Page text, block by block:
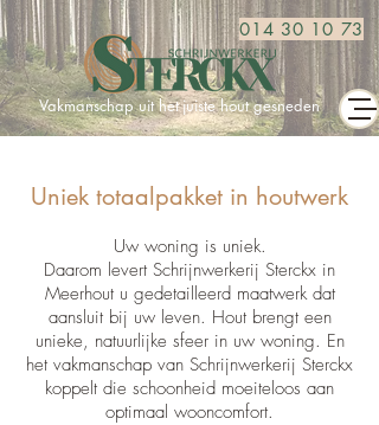
Vakmanschap uit hetjuiste hout gesneden
014 30 10 73
Uniek totaalpakket in houtwerk
Uw woning is uniek.
Daarom levert Schrijnwerkerij Sterckx in
Meerhout u gedetailleerd maatwerk dat
aansluit bij uw leven. Hout brengt een
unieke, natuurlijke sfeer in uw woning. En
het vakmanschap van Schrijnwerkerij Sterckx
koppelt die schoonheid moeiteloos aan
optimaal wooncomfort.